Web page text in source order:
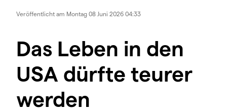
Veröffentlicht am Montag 08 Juni 2026 04:33
Das Leben in den
USA dürfte teurer
werden